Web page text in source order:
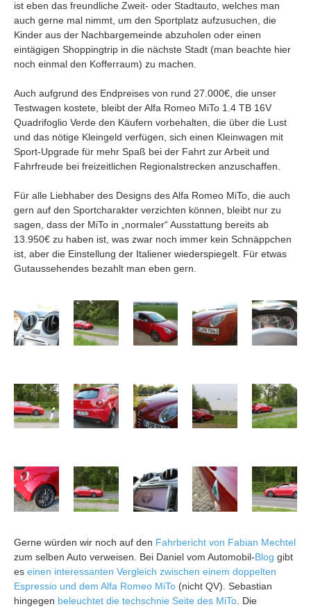
ist eben das freundliche Zweit- oder Stadtauto, welches man
auch gerne mal nimmt, um den Sportplatz aufzusuchen, die
Kinder aus der Nachbargemeinde abzuholen oder einen
eintägigen Shoppingtrip in die nächste Stadt (man beachte hier
noch einmal den Kofferraum) zu machen.
Auch aufgrund des Endpreises von rund 27.000€, die unser
Testwagen kostete, bleibt der Alfa Romeo MiTo 1.4 TB 16V
Quadrifoglio Verde den Käufern vorbehalten, die über die Lust
und das nötige Kleingeld verfügen, sich einen Kleinwagen mit
Sport-Upgrade für mehr Spaß bei der Fahrt zur Arbeit und
Fahrfreude bei freizeitlichen Regionalstrecken anzuschaffen.
Für alle Liebhaber des Designs des Alfa Romeo MiTo, die auch
gern auf den Sportcharakter verzichten können, bleibt nur zu
sagen, dass der MiTo in „normaler“ Ausstattung bereits ab
13.950€ zu haben ist, was zwar noch immer kein Schnäppchen
ist, aber die Einstellung der Italiener wiederspiegelt. Für etwas
Gutaussehendes bezahlt man eben gern.
Gerne würden wir noch auf den Fahrbericht von Fabian Mechtel
zum selben Auto verweisen. Bei Daniel vom Automobil-Blog gibt
es einen interessanten Vergleich zwischen einem doppelten
Espressio und dem Alfa Romeo MiTo (nicht QV). Sebastian
hingegen beleuchtet die techschnie Seite des MiTo. Die